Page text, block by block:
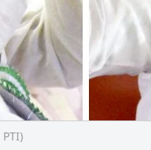
PTI)